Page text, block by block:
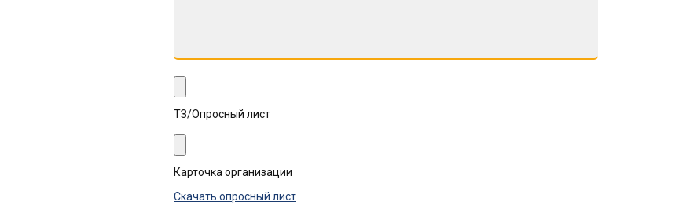
ТЗ/Опросный лист
Карточка организации
Скачать опросный лист